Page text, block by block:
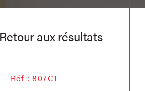
Retour aux résultats
Réf : 807CL